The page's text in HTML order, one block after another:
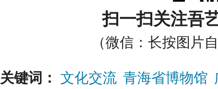
扫一扫关注吾
（微信：长按图片
关键词： 文化交流 青海省博物馆